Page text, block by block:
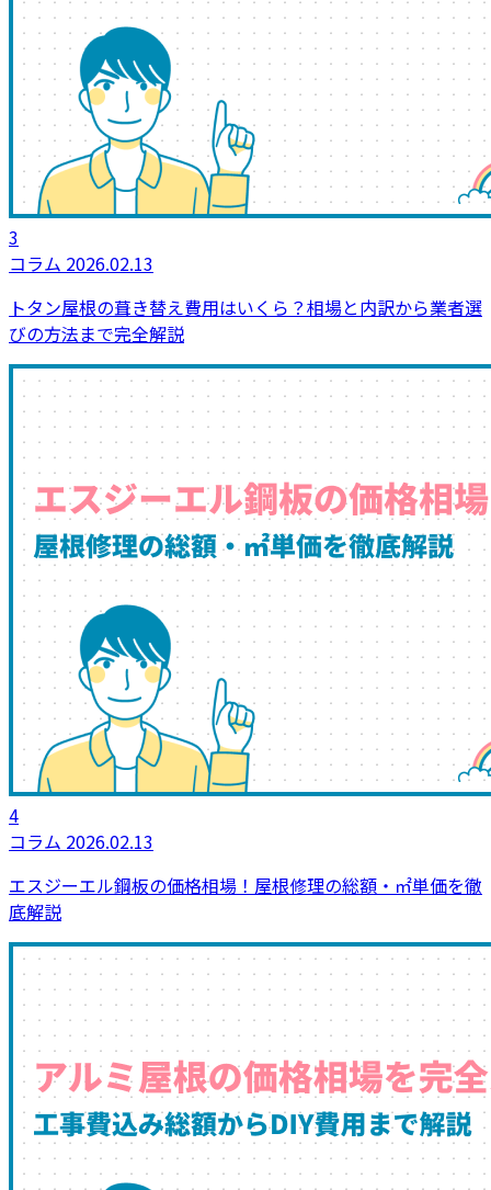
3
コラム 2026.02.13
トタン屋根の葺き替え費用はいくら？相場と内訳から業者選
びの方法まで完全解説
4
コラム 2026.02.13
エスジーエル鋼板の価格相場！屋根修理の総額・㎡単価を徹
底解説